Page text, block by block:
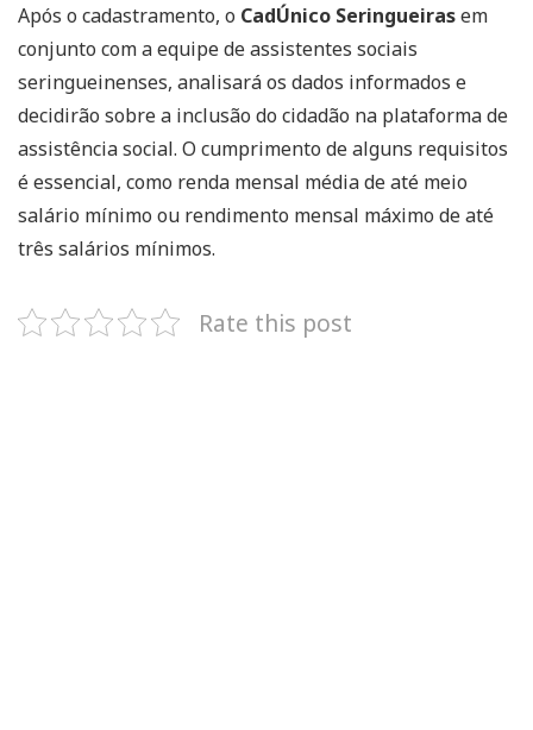
Após o cadastramento, o CadÚnico Seringueirasem
conjunto com a equipe de assistentes sociais
seringueinenses, analisará os dados informados e
decidirão sobre a inclusão do cidadão na plataforma de
assistência social. O cumprimento de alguns requisitos
é essencial, como renda mensal média de até meio
salário mínimo ou rendimento mensal máximo de até
três salários mínimos.
Rate this post